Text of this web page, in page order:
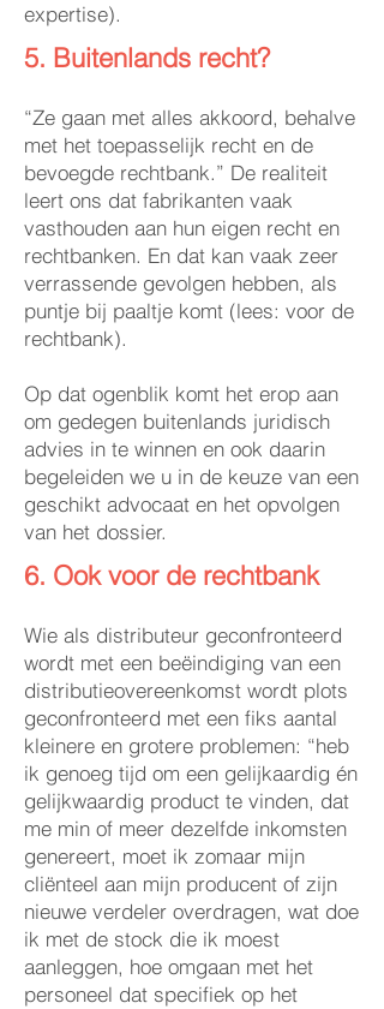
expertise).
5. Buitenlands recht?
“Ze gaan met alles akkoord, behalve
met het toepasselijk recht en de
bevoegde rechtbank.” De realiteit
leert ons dat fabrikanten vaak
vasthouden aan hun eigen recht en
rechtbanken. En dat kan vaak zeer
verrassende gevolgen hebben, als
puntje bij paaltje komt (lees: voor de
rechtbank).
Op dat ogenblik komt het erop aan
om gedegen buitenlands juridisch
advies in te winnen en ook daarin
begeleiden we u in de keuze van een
geschikt advocaat en het opvolgen
van het dossier.
6. Ook voor de rechtbank
Wie als distributeur geconfronteerd
wordt met een beëindiging van een
distributieovereenkomst wordt plots
geconfronteerd met een fiks aantal
kleinere en grotere problemen: “heb
ik genoeg tijd om een gelijkaardig én
gelijkwaardig product te vinden, dat
me min of meer dezelfde inkomsten
genereert, moet ik zomaar mijn
cliënteel aan mijn producent of zijn
nieuwe verdeler overdragen, wat doe
ik met de stock die ik moest
aanleggen, hoe omgaan met het
personeel dat specifiek op het